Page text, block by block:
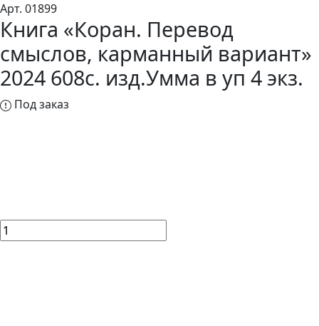
Арт. 01899
Книга «Коран. Перевод
смыслов, карманный вариант»
2024 608с. изд.Умма в уп 4 экз.
Под заказ